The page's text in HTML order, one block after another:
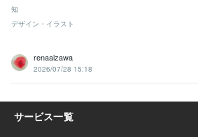
知
デザイン・イラスト
renaaizawa
2026/07/28 15:18